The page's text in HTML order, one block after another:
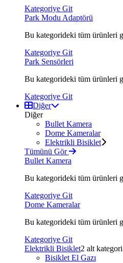
Kategoriye Git
Park Modu Adaptörü
Bu kategorideki tüm ürünleri
Kategoriye Git
Park Sensörleri
Bu kategorideki tüm ürünleri
Kategoriye Git
Diğer
Diğer
Bullet Kamera
Dome Kameralar
Elektrikli Bisiklet
Tümünü Gör
Bullet Kamera
Bu kategorideki tüm ürünleri
Kategoriye Git
Dome Kameralar
Bu kategorideki tüm ürünleri
Kategoriye Git
Elektrikli Bisiklet2 alt kategori
Bisiklet El Gazı